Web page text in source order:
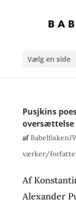
Vælg en side
Pusjkins
oversættelse
af
værker/
Af
Alexander